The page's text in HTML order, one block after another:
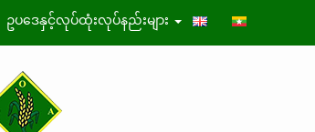
ဥပဒေနှင့်လုပ်ထုံးလုပ်နည်းများ